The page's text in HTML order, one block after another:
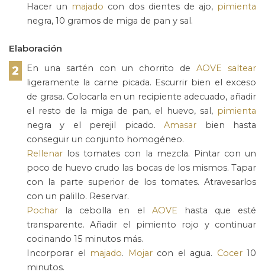
Hacer un majado con dos dientes de ajo, pimienta
negra, 10 gramos de miga de pan y sal.
Elaboración
2 En una sartén con un chorrito de AOVE
saltear
ligeramente la carne picada. Escurrir bien el exceso
de grasa. Colocarla en un recipiente adecuado, añadir
el resto de la miga de pan, el huevo, sal, pimienta
negra y el perejil picado.Amasar bien hasta
conseguir un conjunto homogéneo.
Rellenar los tomates con la mezcla. Pintar con un
poco de huevo crudo las bocas de los mismos. Tapar
con la parte superior de los tomates. Atravesarlos
con un palillo. Reservar.
Pochar la cebolla en el AOVE hasta que esté
transparente. Añadir el pimiento rojo y continuar
cocinando 15 minutos más.
Incorporar el majado. Mojarcon el agua. Cocer10
minutos.